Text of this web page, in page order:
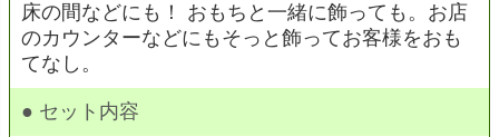
床の間などにも！ おもちと一緒に飾っても。お店
のカウンターなどにもそっと飾ってお客様をおも
てなし。
● セット内容